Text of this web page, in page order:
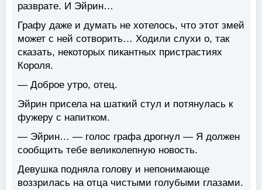
разврате. И Эйрин…
Графу даже и думать не хотелось, что этот змей
может с ней сотворить… Ходили слухи о, так
сказать, некоторых пикантных пристрастиях
Короля.
— Доброе утро, отец.
Эйрин присела на шаткий стул и потянулась к
фужеру с напитком.
— Эйрин… — голос графа дрогнул — Я должен
сообщить тебе великолепную новость.
Девушка подняла голову и непонимающе
воззрилась на отца чистыми голубыми глазами.